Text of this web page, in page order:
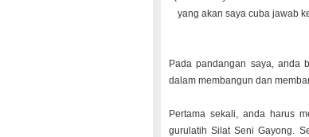
yang akan saya cuba jawab
Pada pandangan saya, anda
dalam membangun dan
Pertama sekali, anda harus
gurulatih Silat Seni Gayong.